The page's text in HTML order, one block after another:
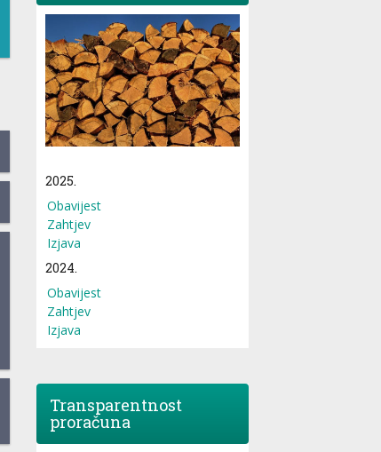
2025.
Obavijest
Zahtjev
Izjava
2024.
Obavijest
Zahtjev
Izjava
Transparentnost
proračuna